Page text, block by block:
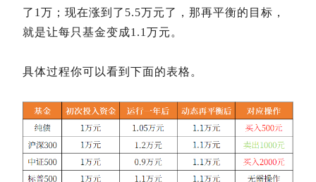
了1万；现在涨到了5.5万元了，那再平衡的目标，
就是让每只基金变成1.1万元。
具体过程你可以看到下面的表格。